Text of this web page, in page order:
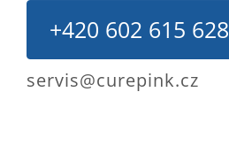
+420 602 615 628
servis@curepink.cz